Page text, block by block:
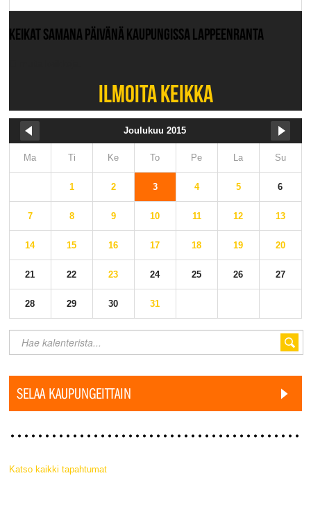
KEIKAT SAMANA PÄIVÄNÄ KAUPUNGISSA LAPPEENRANTA
ILMOITA KEIKKA
Joulukuu 2015
Ma Ti Ke To Pe La Su
1 2 3 4 5 6
7 8 9 10 11 12 13
14 15 16 17 18 19 20
21 22 23 24 25 26 27
28 29 30 31
SELAA KAUPUNGEITTAIN
Katso kaikki tapahtumat